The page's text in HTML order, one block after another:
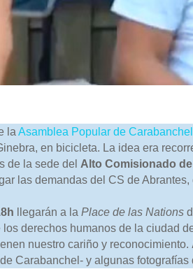
laAsamblea Popular de
en bicicleta. La idea era
de la sede del Alto Comisionado
las demandas del CS de
llegarán a laPlace de las Nations
derechos humanos de la ciudad
nuestro cariño y reconocimiento.
Carabanchel- y algunas fotografías